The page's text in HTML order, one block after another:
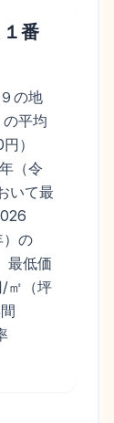
番
の地
平均
）
（令
いて最
）の
最低価
㎡（坪